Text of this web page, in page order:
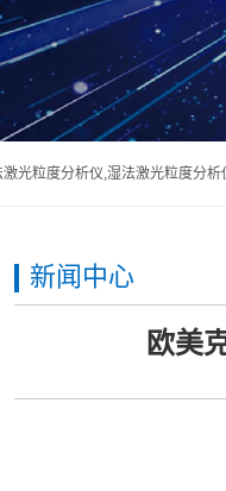
光粒度分析仪,湿法激光粒度分析
新闻中心
欧美